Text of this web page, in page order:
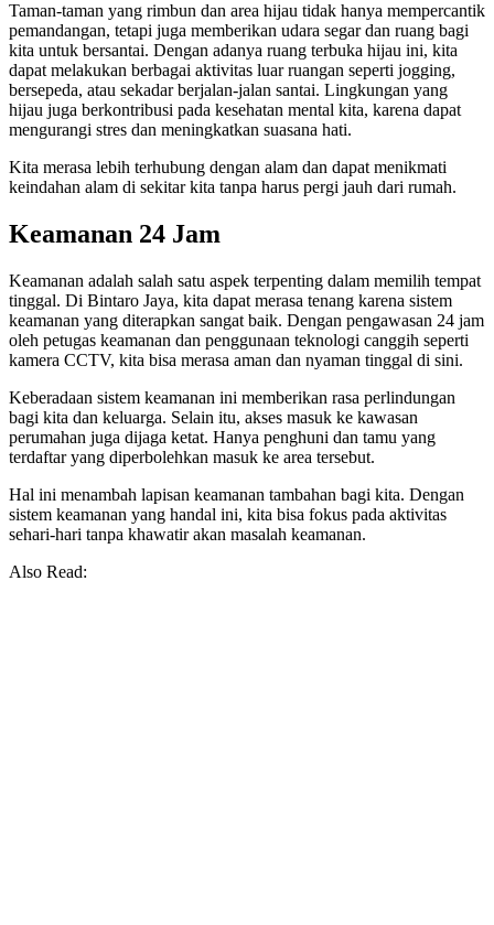
Taman-taman yang rimbun dan area hijau tidak hanya mempercantik
pemandangan, tetapi juga memberikan udara segar dan ruang bagi
kita untuk bersantai. Dengan adanya ruang terbuka hijau ini, kita
dapat melakukan berbagai aktivitas luar ruangan seperti jogging,
bersepeda, atau sekadar berjalan-jalan santai. Lingkungan yang
hijau juga berkontribusi pada kesehatan mental kita, karena dapat
mengurangi stres dan meningkatkan suasana hati.
Kita merasa lebih terhubung dengan alam dan dapat menikmati
keindahan alam di sekitar kita tanpa harus pergi jauh dari rumah.
Keamanan 24 Jam
Keamanan adalah salah satu aspek terpenting dalam memilih tempat
tinggal. Di Bintaro Jaya, kita dapat merasa tenang karena sistem
keamanan yang diterapkan sangat baik. Dengan pengawasan 24 jam
oleh petugas keamanan dan penggunaan teknologi canggih seperti
kamera CCTV, kita bisa merasa aman dan nyaman tinggal di sini.
Keberadaan sistem keamanan ini memberikan rasa perlindungan
bagi kita dan keluarga. Selain itu, akses masuk ke kawasan
perumahan juga dijaga ketat. Hanya penghuni dan tamu yang
terdaftar yang diperbolehkan masuk ke area tersebut.
Hal ini menambah lapisan keamanan tambahan bagi kita. Dengan
sistem keamanan yang handal ini, kita bisa fokus pada aktivitas
sehari-hari tanpa khawatir akan masalah keamanan.
Also Read: